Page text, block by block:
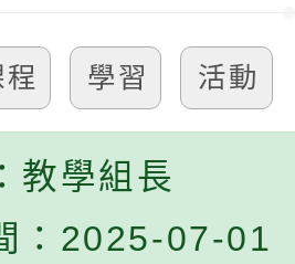
程 學習 活動
教學組長
：2025-07-01